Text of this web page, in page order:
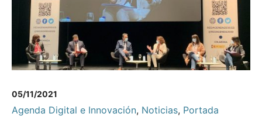
05/11/2021
Agenda Digital e Innovación, Noticias, Portada